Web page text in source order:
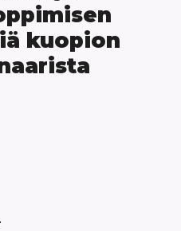
kuopion